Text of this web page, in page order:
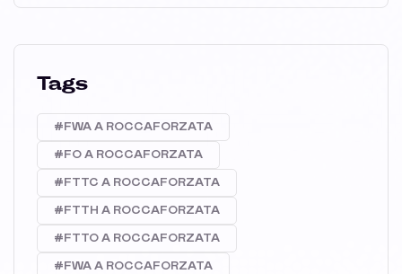
Tags
#FWA A ROCCAFORZATA
#FO A ROCCAFORZATA
#FTTC A ROCCAFORZATA
#FTTH A ROCCAFORZATA
#FTTO A ROCCAFORZATA
#FWA A ROCCAFORZATA